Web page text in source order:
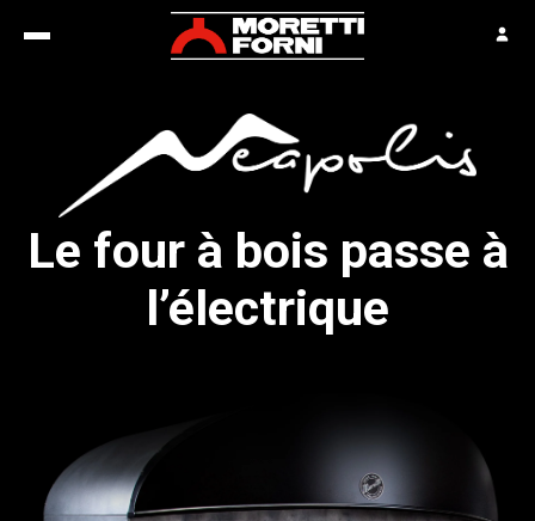
Le four à bois passe à
l’électrique